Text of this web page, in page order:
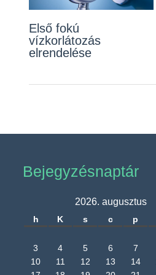
Első fokú
vízkorlátozás
elrendelése
Bejegyzésnaptár
2026. augusztus
h K s c p
3
4 5 6 7
10
11 12 13 14